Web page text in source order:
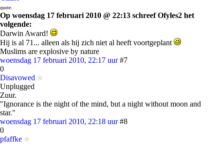
quote:
Op woensdag 17 februari 2010 @ 22:13 schreef Ofyles2 het
volgende:
Darwin Award!
Hij is al 71... alleen als hij zich niet al heeft voortgeplant
Muslims are explosive by nature
woensdag 17 februari 2010, 22:17 uur #7
0
Disavowed
Unplugged
Zuur.
"Ignorance is the night of the mind, but a night without moon and
star."
woensdag 17 februari 2010, 22:18 uur #8
0
pfaffke